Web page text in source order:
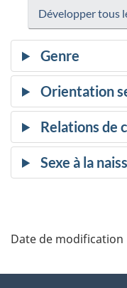
Développer tous
Date de modification